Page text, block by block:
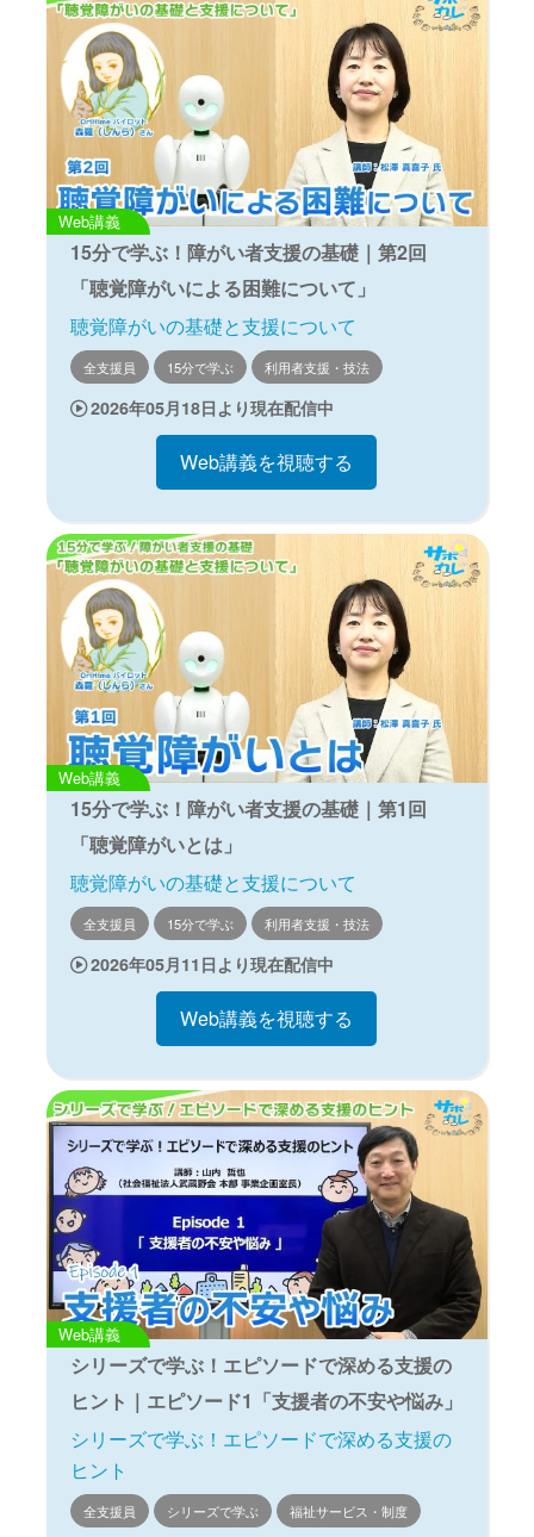
Web講義
15分で学ぶ！障がい者支援の基礎｜第2回
「聴覚障がいによる困難について」
聴覚障がいの基礎と支援について
全支援員 15分で学ぶ 利用者支援・技法
2026年05月18日より現在配信中
Web講義を視聴する
Web講義
15分で学ぶ！障がい者支援の基礎｜第1回
「聴覚障がいとは」
聴覚障がいの基礎と支援について
全支援員 15分で学ぶ 利用者支援・技法
2026年05月11日より現在配信中
Web講義を視聴する
Web講義
シリーズで学ぶ！エピソードで深める支援の
ヒント｜エピソード1「支援者の不安や悩み」
シリーズで学ぶ！エピソードで深める支援の
ヒント
全支援員 シリーズで学ぶ 福祉サービス・制度